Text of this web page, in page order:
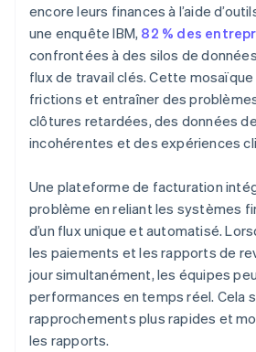
encore leurs finances à l’aide
une enquête IBM, 82 % des
confrontées à des silos de
flux de travail clés. Cette
frictions et entraîner des
clôtures retardées, des données
incohérentes et des expériences
Une plateforme de facturation
problème en reliant les systèmes
d’un flux unique et automatisé.
les paiements et les rapports de
jour simultanément, les équipes
performances en temps réel. Cela
rapprochements plus rapides et
les rapports.